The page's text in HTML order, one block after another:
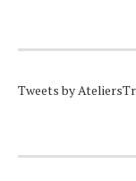
Tweets by